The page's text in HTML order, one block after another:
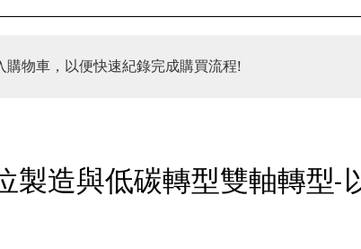
物車，以便快速紀錄完成購買流程!
造與低碳轉型雙軸轉型-